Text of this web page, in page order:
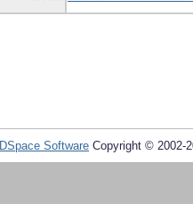
DSpace Software Copyright © 2002-